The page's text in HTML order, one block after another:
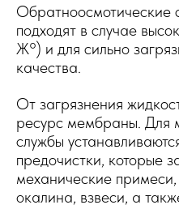
Обратноосмотические
подходят в случае
Ж°) и для сильно
качества.
От загрязнения
ресурс мембраны. Для
службы
предочистки, которые
механические
окалина, взвеси, а